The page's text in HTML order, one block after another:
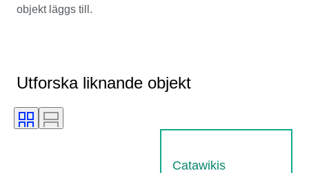
objekt läggs till.
Utforska liknande objekt
Catawikis